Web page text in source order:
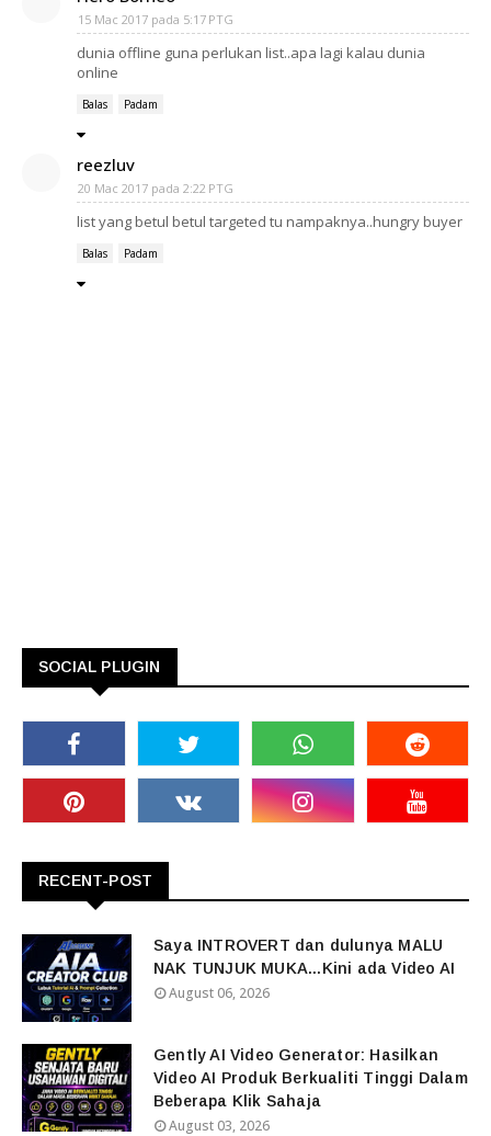
15 Mac 2017 pada 5:17 PTG
dunia offline guna perlukan list..apa lagi kalau dunia
online
Balas Padam
reezluv
20 Mac 2017 pada 2:22 PTG
list yang betul betul targeted tu nampaknya..hungry buyer
Balas Padam
SOCIAL PLUGIN
RECENT-POST
Saya INTROVERT dan dulunya MALU
NAK TUNJUK MUKA...Kini ada Video AI
August 06, 2026
Gently AI Video Generator: Hasilkan
Video AI Produk Berkualiti Tinggi Dalam
Beberapa Klik Sahaja
August 03, 2026